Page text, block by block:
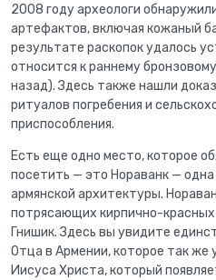
2008 году археологи
артефактов, включая кожаный
результате раскопок удалось
относится к раннему
назад). Здесь также нашли
ритуалов погребения и
приспособления.
Есть еще одно место, которое
посетить — это Нораванк —
армянской архитектуры.
потрясающих кирпично-красных
Гнишик. Здесь вы увидите
Отца в Армении, которое так же
Иисуса Христа, который